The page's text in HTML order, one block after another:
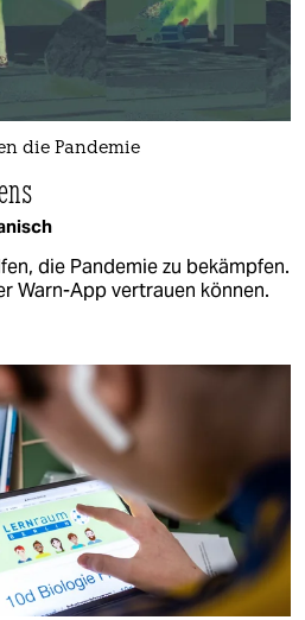
die Pandemie
die Pandemie zu bekämpfen.
Warn-App vertrauen können.